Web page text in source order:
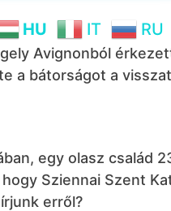
HU IT RU
Avignonból
a bátorságot a
egy olasz család
Sziennai Szent
erről?